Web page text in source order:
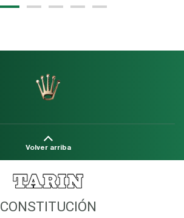
Volver arriba
CONSTITUCIÓN